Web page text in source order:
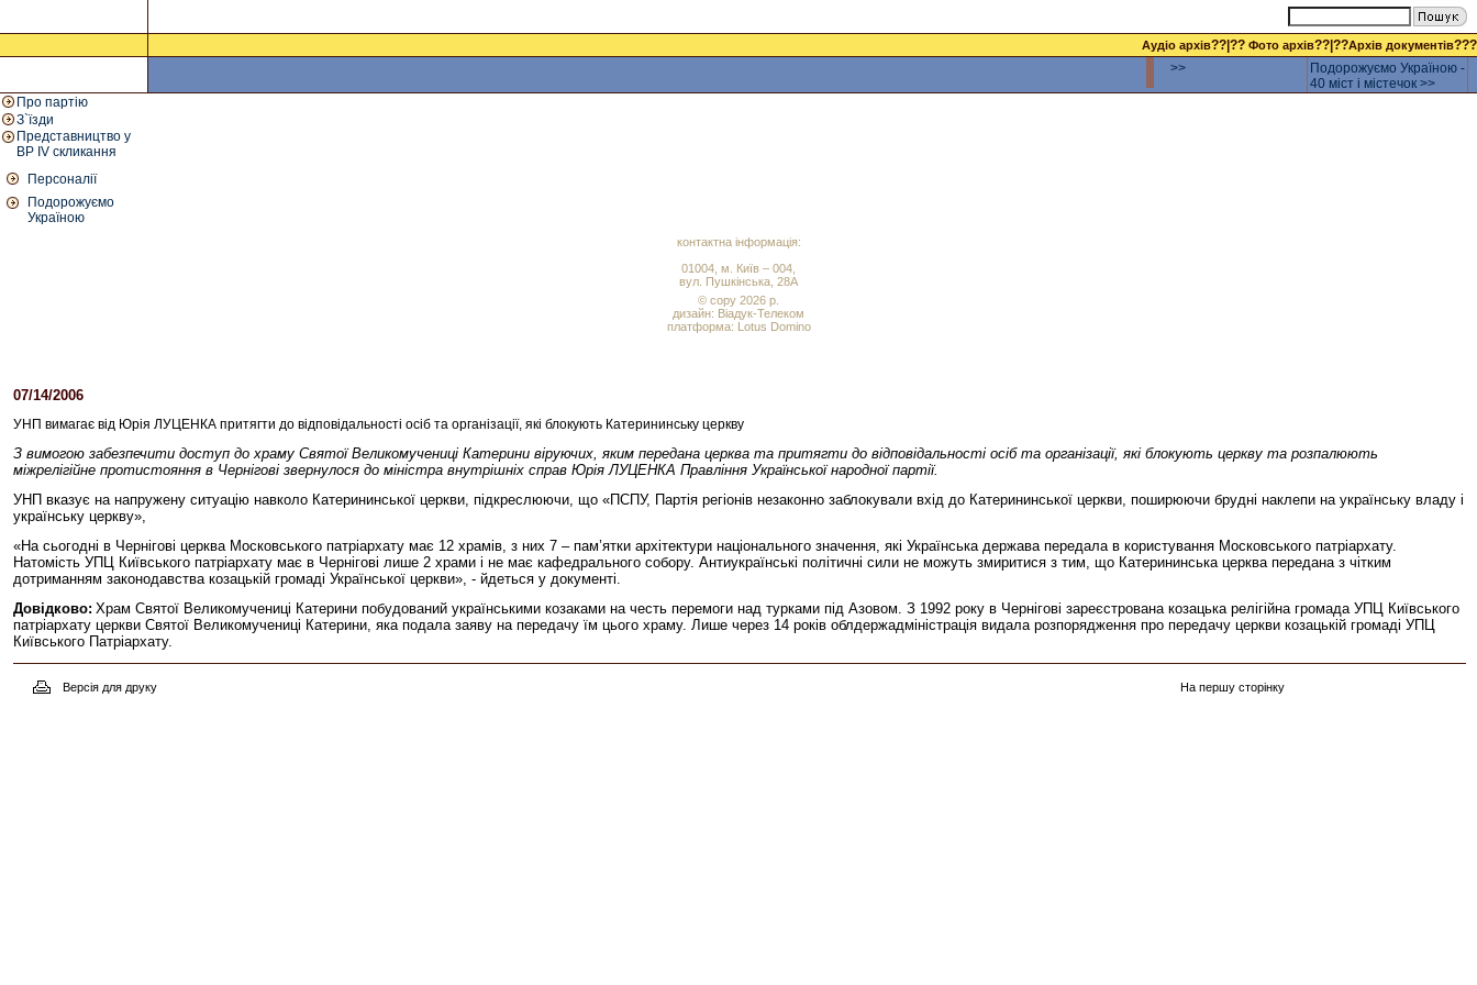
Аудіо архів??|?? Фото архів??|??Архів документів???
>>
Подорожуємо Україною -
40 міст і містечок >>
Про партію
З`їзди
Представництво у
ВР IV скликання
Персоналії
Подорожуємо
Україною
контактна інформація:
01004, м. Київ – 004,
вул. Пушкінська, 28А
© copy 2026 р.
дизайн: Віадук-Телеком
платформа: Lotus Domino
07/14/2006
УНП вимагає від Юрія ЛУЦЕНКА притягти до відповідальності осіб та організації, які блокують Катерининську церкву
З вимогою забезпечити доступ до храму Святої Великомучениці Катерини віруючих, яким передана церква та притягти до відповідальності осіб та організації, які блокують церкву та розпалюють
міжрелігійне протистояння в Чернігові звернулося до міністра внутрішніх справ Юрія ЛУЦЕНКА Правління Української народної партії.
УНП вказує на напружену ситуацію навколо Катерининської церкви, підкреслюючи, що «ПСПУ, Партія регіонів незаконно заблокували вхід до Катерининської церкви, поширюючи брудні наклепи на українську владу і
українську церкву»,
«На сьогодні в Чернігові церква Московського патріархату має 12 храмів, з них 7 – пам’ятки архітектури національного значення, які Українська держава передала в користування Московського патріархату.
Натомість УПЦ Київського патріархату має в Чернігові лише 2 храми і не має кафедрального собору. Антиукраїнські політичні сили не можуть змиритися з тим, що Катерининська церква передана з чітким
дотриманням законодавства козацькій громаді Української церкви», - йдеться у документі.
Довідково: Храм Святої Великомучениці Катерини побудований українськими козаками на честь перемоги над турками під Азовом. З 1992 року в Чернігові зареєстрована козацька релігійна громада УПЦ Київського
патріархату церкви Святої Великомучениці Катерини, яка подала заяву на передачу їм цього храму. Лише через 14 років облдержадміністрація видала розпорядження про передачу церкви козацькій громаді УПЦ
Київського Патріархату.
Версія для друку На першу сторінку